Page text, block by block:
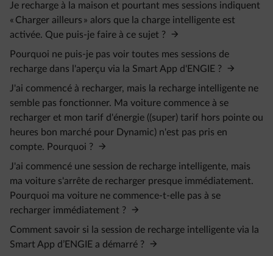
Je recharge à la maison et pourtant mes sessions indiquent
« Charger ailleurs » alors que la charge intelligente est
activée. Que puis-je faire à ce sujet ?
Pourquoi ne puis-je pas voir toutes mes sessions de
recharge dans l'aperçu via la Smart App d'ENGIE ?
J'ai commencé à recharger, mais la recharge intelligente ne
semble pas fonctionner. Ma voiture commence à se
recharger et mon tarif d'énergie ((super) tarif hors pointe ou
heures bon marché pour Dynamic) n'est pas pris en
compte. Pourquoi ?
J'ai commencé une session de recharge intelligente, mais
ma voiture s'arrête de recharger presque immédiatement.
Pourquoi ma voiture ne commence-t-elle pas à se
recharger immédiatement ?
Comment savoir si la session de recharge intelligente via la
Smart App d’ENGIE a démarré ?